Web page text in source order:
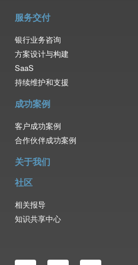
服务交付
银行业务咨询
方案设计与构建
SaaS
持续维护和支援
成功案例
客户成功案例
合作伙伴成功案例
关于我们
社区
相关报导
知识共享中心